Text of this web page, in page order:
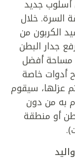
جديد
خلال
الكربون من
جدار البطن
مساحة أفضل
أدوات خاصة
عزلها، سيقوم
به من دون
أو منطقة